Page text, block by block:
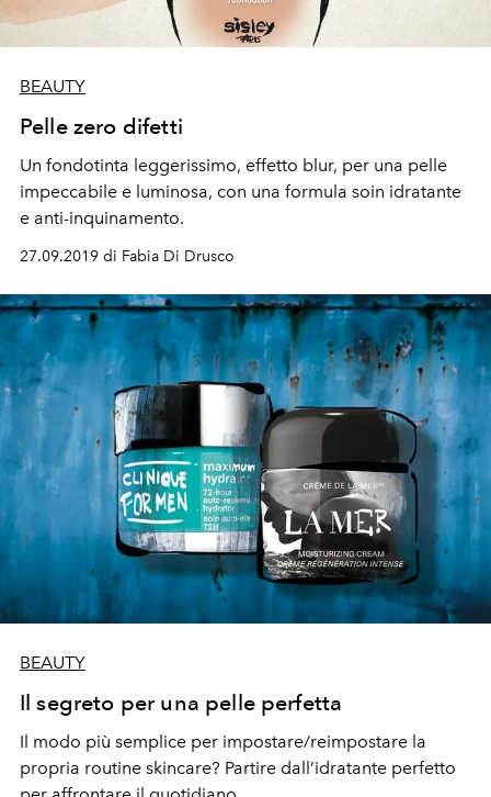
BEAUTY
Pelle zero difetti
Un fondotinta leggerissimo, effetto blur, per una pelle
impeccabile e luminosa, con una formula soin idratante
e anti-inquinamento.
27.09.2019 di Fabia Di Drusco
BEAUTY
Il segreto per una pelle perfetta
Il modo più semplice per impostare/reimpostare la
propria routine skincare? Partire dall’idratante perfetto